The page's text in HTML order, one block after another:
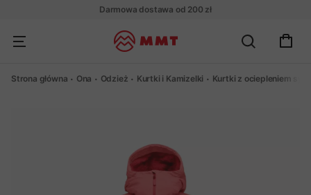
Darmowa dostawa od 200 zł
Strona główna Ona Odzież Kurtki i Kamizelki Kurtki z ociepleniem